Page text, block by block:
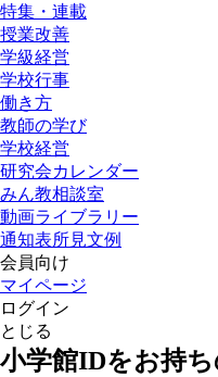
特集・連載
授業改善
学級経営
学校行事
働き方
教師の学び
学校経営
研究会カレンダー
みん教相談室
動画ライブラリー
通知表所見文例
会員向け
マイページ
ログイン
とじる
小学館IDをお持